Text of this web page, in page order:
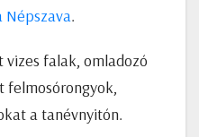
Népszava.
vizes falak, omladozó
a tanévnyitón.